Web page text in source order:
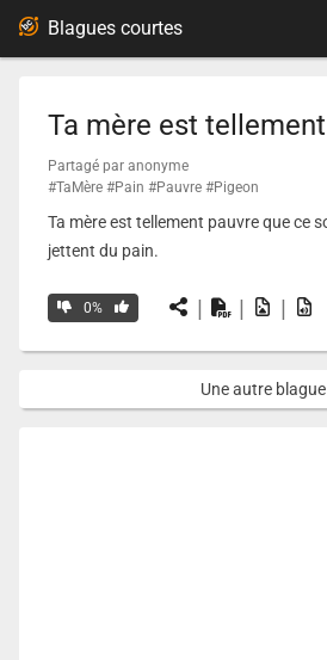
Ta mère est
Partagé par anonyme
#TaMère #Pain #Pauvre #Pigeon
Ta mère est tellement pauvre que ce
jettent du pain.
0% | | |
Une autre blague
Blagues courtes